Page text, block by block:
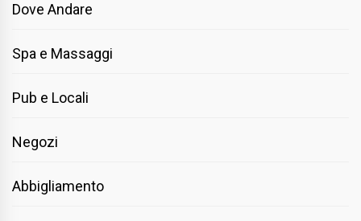
Dove Andare
Spa e Massaggi
Pub e Locali
Negozi
Abbigliamento